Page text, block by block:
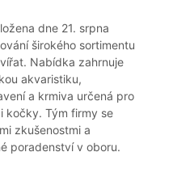
dne 21. srpna
širokého sortimentu
Nabídka zahrnuje
akvaristiku,
a krmiva určená pro
kočky. Tým firmy se
zkušenostmi a
poradenství v oboru.